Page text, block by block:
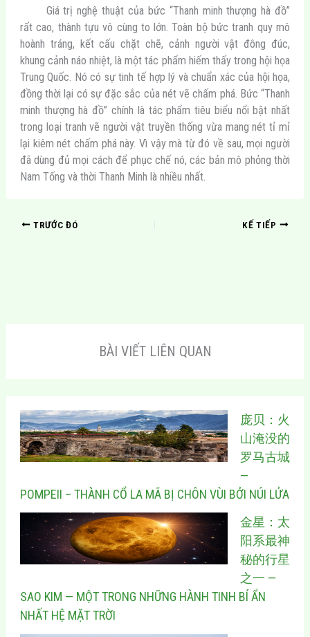
BÀI VIẾT LIÊN QUAN
庞贝：火
山淹没的
罗马古城
—
POMPEII – THÀNH CỔ LA MÃ BỊ CHÔN VÙI BỞI NÚI LỬA
金星：太
阳系最神
秘的行星
之一 —
SAO KIM — MỘT TRONG NHỮNG HÀNH TINH BÍ ẨN
NHẤT HỆ MẶT TRỜI
Giá trị nghệ thuật của bức “Thanh minh thượng hà đồ”
rất cao, thành tựu vô cùng to lớn. Toàn bộ bức tranh quy mô
hoành tráng, kết cấu chặt chẽ, cảnh người vật đông đúc,
khung cảnh náo nhiệt, là một tác phẩm hiếm thấy trong hội họa
Trung Quốc. Nó có sự tinh tế hợp lý và chuẩn xác của hội họa,
đồng thời lại có sự đặc sắc của nét vẽ chấm phá. Bức “Thanh
minh thượng hà đồ” chính là tác phẩm tiêu biểu nổi bật nhất
trong loại tranh vẽ người vật truyền thống vừa mang nét tỉ mỉ
lại kiêm nét chấm phá này. Vì vậy mà từ đó về sau, mọi người
đã dùng đủ mọi cách để phục chế nó, các bản mô phỏng thời
Nam Tống và thời Thanh Minh là nhiều nhất.
TRƯỚC ĐÓ KẾ TIẾP